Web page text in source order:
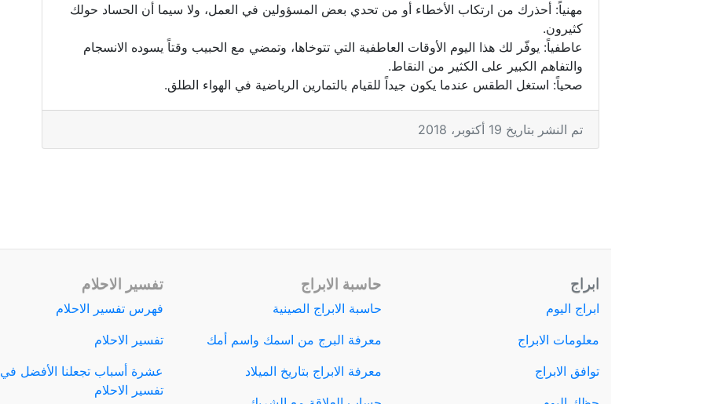
مهنياً: أحذرك من ارتكاب الأخطاء أو من تحدي بعض المسؤولين في العمل، ولا سيما أن الحساد حولك
كثيرون.
عاطفياً: يوفّر لك هذا اليوم الأوقات العاطفية التي تتوخاها، وتمضي مع الحبيب وقتاً يسوده الانسجام
والتفاهم الكبير على الكثير من النقاط.
صحياً: استغل الطقس عندما يكون جيداً للقيام بالتمارين الرياضية في الهواء الطلق.
تم النشر بتاريخ 19 أكتوبر، 2018
ابراج
ابراج اليوم
معلومات الابراج
توافق الابراج
حاسبة الابراج
حاسبة الابراج الصينية
معرفة البرج من اسمك واسم أمك
معرفة الابراج بتاريخ الميلاد
تفسير الاحلام
فهرس تفسير الاحلام
تفسير الاحلام
عشرة أسباب تجعلنا الأفضل في
تفسير الاحلام